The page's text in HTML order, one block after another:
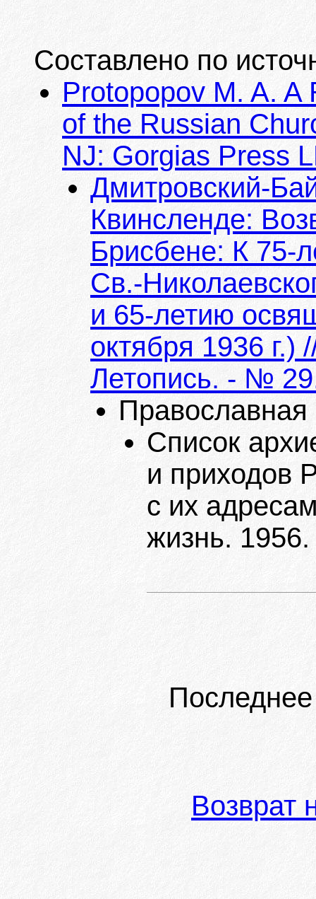
Составлено по
Protopopov M. A. A
of the Russian
NJ: Gorgias Press
Дмитровский-
Квинсленде:
Брисбене: К 75-
Св.-
и 65-летию
октября 1936 г.)
Летопись. - №
Список
и приходов
с их
жизнь.
Возврат